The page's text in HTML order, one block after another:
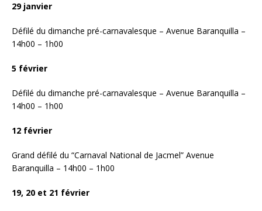
29 janvier
Défilé du dimanche pré-carnavalesque – Avenue Baranquilla –
14h00 – 1h00
5 février
Défilé du dimanche pré-carnavalesque – Avenue Baranquilla –
14h00 – 1h00
12 février
Grand défilé du “Carnaval National de Jacmel” Avenue
Baranquilla – 14h00 – 1h00
19, 20 et 21 février